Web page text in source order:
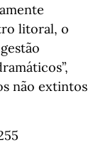
litoral, o
não extintos